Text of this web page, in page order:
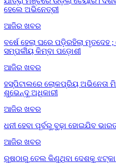
ହେଲେ ଅଭିନେତ୍ରୀ
ଆଜିର ଖବର
ବର୍ଷେ ହେଲା ଘରେ ପଡ଼ିରହିଲା ମୃତଦେହ
ସମ୍ପର୍କୀୟ କିମ୍ବା ପଡ଼ୋଶୀ
ଆଜିର ଖବର
ହସ୍ପିଟାଲରେ ଲୋକପ୍ରିୟ ଅଭିନେତା
ଶୁଭେନ୍ଦୁ ଅଧିକାରୀ
ଆଜିର ଖବର
ଧନୀ ହେବା ପୂର୍ବରୁ ବୁଢ଼ା ହୋଇଯିବ
ଆଜିର ଖବର
ରୁଷଠାରୁ ତେଲ କିଣୁଥିବା ଦେଶକୁ ଝଟ୍‌କା